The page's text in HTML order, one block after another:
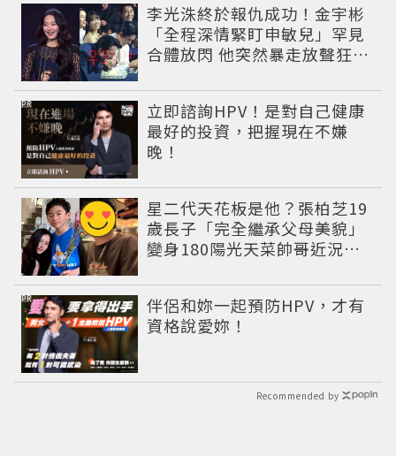
李光洙終於報仇成功！金宇彬
「全程深情緊盯申敏兒」罕見
合體放閃 他突然暴走放聲狂吼
立即諮詢HPV！是對自己健康
最好的投資，把握現在不嫌
晚！
PR
星二代天花板是他？張柏芝19
歲長子「完全繼承父母美貌」
變身180陽光天菜帥哥近況曝
伴侶和妳一起預防HPV，才有
資格說愛妳！
PR
Recommended by